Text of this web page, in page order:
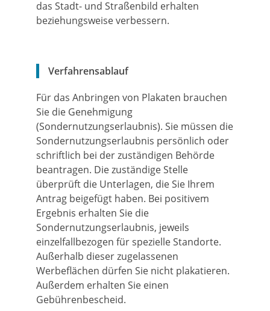
das Stadt- und Straßenbild erhalten
beziehungsweise verbessern.
Verfahrensablauf
Für das Anbringen von Plakaten brauchen
Sie die Genehmigung
(Sondernutzungserlaubnis). Sie müssen die
Sondernutzungserlaubnis persönlich oder
schriftlich bei der zuständigen Behörde
beantragen. Die zuständige Stelle
überprüft die Unterlagen, die Sie Ihrem
Antrag beigefügt haben. Bei positivem
Ergebnis erhalten Sie die
Sondernutzungserlaubnis, jeweils
einzelfallbezogen für spezielle Standorte.
Außerhalb dieser zugelassenen
Werbeflächen dürfen Sie nicht plakatieren.
Außerdem erhalten Sie einen
Gebührenbescheid.